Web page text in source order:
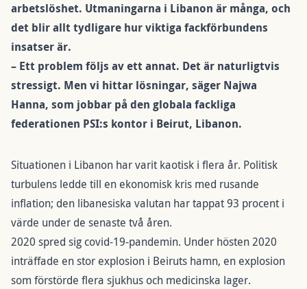
arbetslöshet. Utmaningarna i Libanon är många, och
det blir allt tydligare hur viktiga fackförbundens
insatser är.
– Ett problem följs av ett annat. Det är naturligtvis
stressigt. Men vi hittar lösningar, säger Najwa
Hanna, som jobbar på den globala fackliga
federationen PSI:s kontor i Beirut, Libanon.
Situationen i Libanon har varit kaotisk i flera år. Politisk
turbulens ledde till en ekonomisk kris med rusande
inflation; den libanesiska valutan har tappat 93 procent i
värde under de senaste två åren.
2020 spred sig covid-19-pandemin. Under hösten 2020
inträffade en stor explosion i Beiruts hamn, en explosion
som förstörde flera sjukhus och medicinska lager.